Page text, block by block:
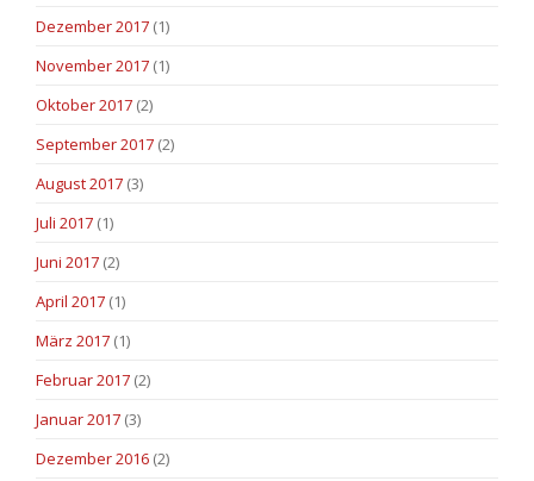
Dezember 2017 (1)
November 2017 (1)
Oktober 2017 (2)
September 2017 (2)
August 2017 (3)
Juli 2017 (1)
Juni 2017 (2)
April 2017 (1)
März 2017 (1)
Februar 2017 (2)
Januar 2017 (3)
Dezember 2016 (2)